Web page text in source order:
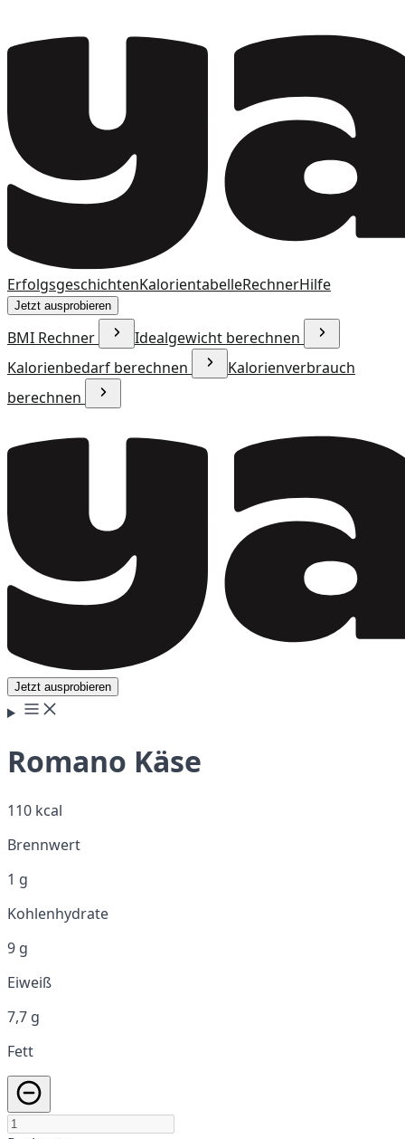
ErfolgsgeschichtenKalorientabelleRechnerHilfe
Jetzt ausprobieren
BMI Rechner
Idealgewicht berechnen
Kalorienbedarf berechnen
Kalorienverbrauch
berechnen
Jetzt ausprobieren
Romano Käse
110 kcal
Brennwert
1 g
Kohlenhydrate
9 g
Eiweiß
7,7 g
Fett